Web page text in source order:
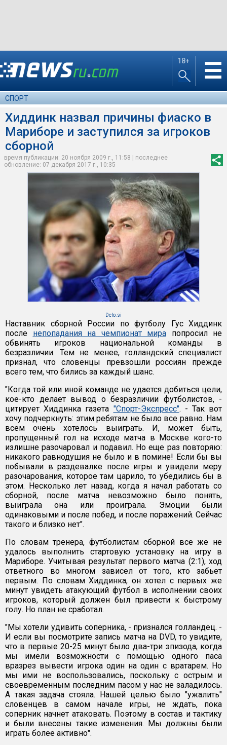
18+ ☰
СПОРТ
Хиддинк назвал причины фиаско в
Мариборе и заступился за игроков
сборной
время публикации: 20 ноября 2009 г., 11:58 | последнее
обновление: 07 декабря 2017 г., 10:35
Delo.si
Наставник сборной России по футболу Гус Хиддинк
после непопадания на чемпионат мира попросил не
обвинять игроков национальной команды в
безразличии. Тем не менее, голландский специалист
признал, что словенцы превзошли россиян прежде
всего тем, что бились за каждый шанс.
"Когда той или иной команде не удается добиться цели,
кое-кто делает вывод о безразличии футболистов, -
цитирует Хиддинка газета "Спорт-Экспресс". - Так вот
хочу подчеркнуть: этим ребятам не было все равно. Нам
всем очень хотелось выиграть. И, может быть,
пропущенный гол на исходе матча в Москве кого-то
излишне разочаровал и подавил. Но еще раз повторяю:
никакого равнодушия не было и в помине! Если бы вы
побывали в раздевалке после игры и увидели меру
разочарования, которое там царило, то убедились бы в
этом. Несколько лет назад, когда я начал работать со
сборной, после матча невозможно было понять,
выиграла она или проиграла. Эмоции были
одинаковыми и после побед, и после поражений. Сейчас
такого и близко нет".
По словам тренера, футболистам сборной все же не
удалось выполнить стартовую установку на игру в
Мариборе. Учитывая результат первого матча (2:1), ход
ответного во многом зависел от того, кто забьет
первым. По словам Хиддинка, он хотел с первых же
минут увидеть атакующий футбол в исполнении своих
игроков, который должен был привести к быстрому
голу. Но план не сработал.
"Мы хотели удивить соперника, - признался голландец. -
И если вы посмотрите запись матча на DVD, то увидите,
что в первые 20-25 минут было два-три эпизода, когда
мы имели возможности с помощью одного паса
вразрез вывести игрока один на один с вратарем. Но
мы ими не воспользовались, поскольку с острым и
своевременным последним пасом у нас не заладилось.
А такая задача стояла. Нашей целью было "ужалить"
словенцев в самом начале игры, не ждать, пока
соперник начнет атаковать. Поэтому в состав и тактику
и были внесены такие изменения. Мы должны были
играть более активно".